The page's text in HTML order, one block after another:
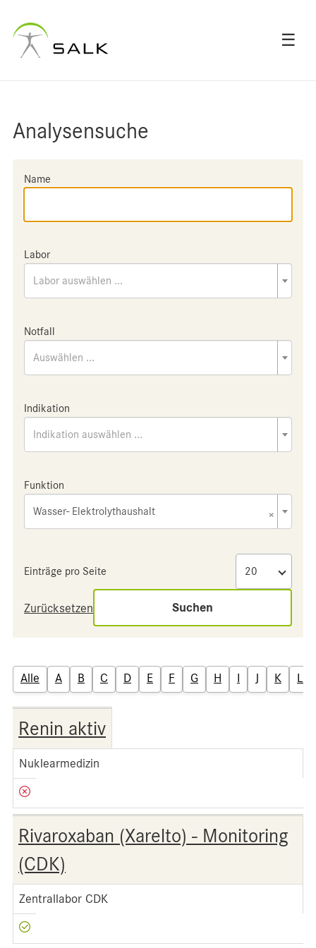
☰
Analysensuche
Name
Labor
Labor auswählen ...
Notfall
Auswählen ...
Indikation
Indikation auswählen ...
Funktion
×
Wasser- Elektrolythaushalt
Einträge pro Seite
Zurücksetzen Suchen
Alle A B C D E F G H I J K L
Renin aktiv
Nuklearmedizin
Rivaroxaban (Xarelto) - Monitoring
(CDK)
Zentrallabor CDK